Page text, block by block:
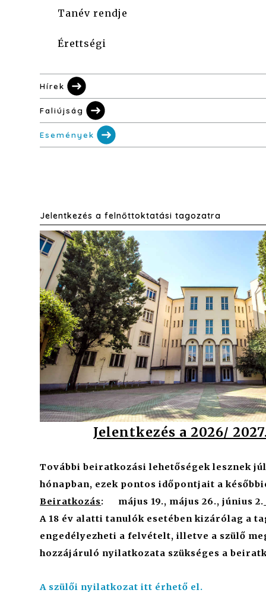
Tanév rendje
Érettségi
Hírek
Faliújság
Események
Jelentkezés a felnőttoktatási tagozatra
Jelentkezés a 2026/
További beiratkozási lehetőségek lesznek
hónapban, ezek pontos időpontjait a
Beiratkozás: május 19., május 26., június 2.
A 18 év alatti tanulók esetében kizárólag a
engedélyezheti a felvételt, illetve a szülő
hozzájáruló nyilatkozata szükséges a
A szülői nyilatkozatitt érhető el.